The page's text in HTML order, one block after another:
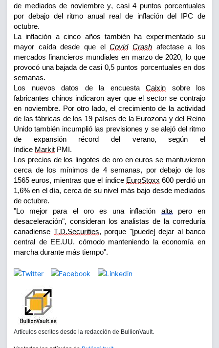
de mediados de noviembre y, casi 4 puntos porcentuales
por debajo del ritmo anual real de inflación del IPC de
octubre.
La inflación a cinco años también ha experimentado su
mayor caída desde que elCovid Crash afectase a los
mercados financieros mundiales en marzo de 2020, lo que
provocó una bajada de casi 0,5 puntos porcentuales en dos
semanas.
Los nuevos datos de la encuesta Caixin sobre los
fabricantes chinos indicaron ayer que el sector se contrajo
en noviembre. Por otro lado, el crecimiento de la actividad
de las fábricas de los 19 países de la Eurozona y del Reino
Unido también incumplió las previsiones y se alejó del ritmo
de expansión récord del verano, según el
índice Markit PMI.
Los precios de los lingotes de oro en euros se mantuvieron
cerca de los mínimos de 4 semanas, por debajo de los
1565euros, mientras que el índice EuroStoxx 600 perdió un
1,6% en el día, cerca de su nivel más bajo desde mediados
de octubre.
"Lo mejor para el oro es una inflación altapero en
desaceleración", consideran los analistas de la correduría
canadiense T.D.Securities, porque "[puede] dejar al banco
central de EE.UU. cómodo manteniendo la economía en
marcha durante más tiempo".
Artículos escritos desde la redacción de BullionVault.